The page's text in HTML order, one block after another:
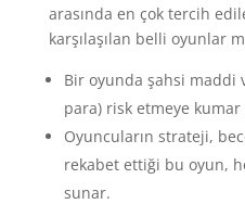
arasında en çok tercih
karşılaşılan belli oyunlar
Bir oyunda şahsi maddi
para) risk etmeye
Oyuncuların strateji,
rekabet ettiği bu oyun,
sunar.